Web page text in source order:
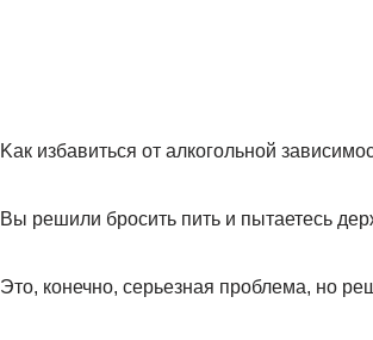
Kaк избавиться от алкогольной
Вы решили бросить пить и пытаетесь
Это, конечно, серьезная проблема, но